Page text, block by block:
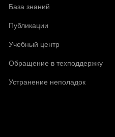
База знаний
Публикации
Учебный центр
Обращение в техподдержку
Устранение неполадок